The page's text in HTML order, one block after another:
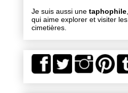
Je suis aussi une taphophile
qui aime explorer et visiter les
cimetières.